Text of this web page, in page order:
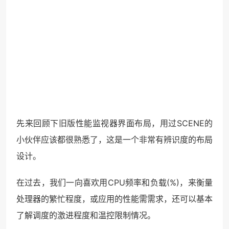
先来回顾下旧版性能监视器界面布局，用过SCENE的
小伙伴应该都很熟悉了，这是一个非常有辨识度的布局
设计。
在过去，我们一向喜欢用CPU频率和负载(%)，来衡量
处理器的繁忙程度，或应用的性能需需求，还可以基本
了解调度的激进程度和温控限制情况。